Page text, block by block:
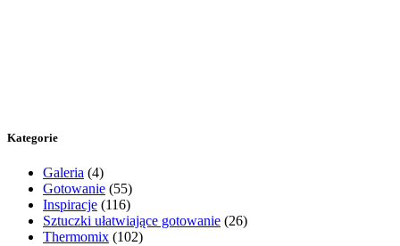
Kategorie
Galeria (4)
Gotowanie (55)
Inspiracje (116)
Sztuczki ułatwiające gotowanie (26)
Thermomix (102)